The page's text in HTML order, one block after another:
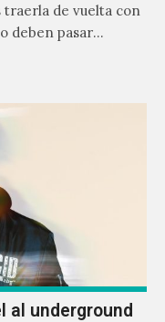
traerla de vuelta con
deben pasar
al underground